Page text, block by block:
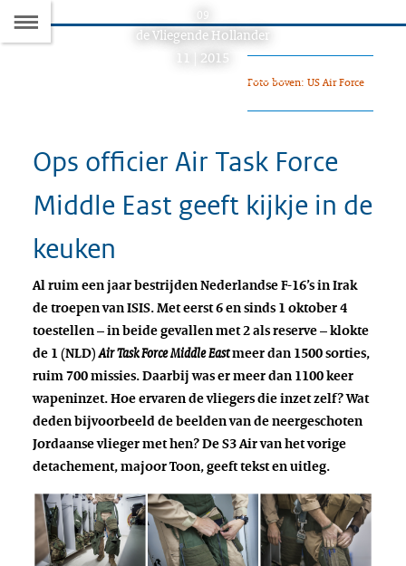
09
Dit
de Vliegende Hollander
11 | 2015
Foto boven: US Air Force
Ops officier Air Task Force
Middle East geeft kijkje in de
keuken
Al ruim een jaar bestrijden Nederlandse F-16’s in Irak
de troepen van ISIS. Met eerst 6 en sinds 1 oktober 4
toestellen – in beide gevallen met 2 als reserve – klokte
de 1 (NLD)Air Task Force Middle Eastmeer dan 1500 sorties,
ruim 700 missies. Daarbij was er meer dan 1100 keer
wapeninzet. Hoe ervaren de vliegers die inzet zelf? Wat
deden bijvoorbeeld de beelden van de neergeschoten
Jordaanse vlieger met hen? De S3 Air van het vorige
detachement, majoor Toon, geeft tekst en uitleg.
Naar
de